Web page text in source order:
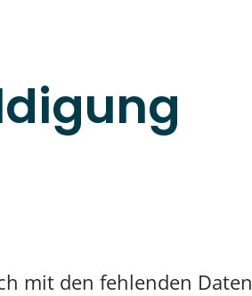
mit den fehlenden Daten